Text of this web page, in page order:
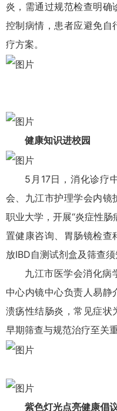
炎，需通过规范检查明确
控制病情，患者应避免自
疗方案。
健康知识进校园
5月17日，消化诊疗
会、九江市护理学会内镜
职业大学，开展“炎症性
置健康咨询、胃肠镜检查
放IBD自测试剂盒及筛查须
九江市医学会消化病
中心内镜中心负责人易静
溃疡性结肠炎，常见症状
早期筛查与规范治疗至关重
紫色灯光点亮健康倡